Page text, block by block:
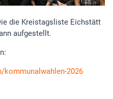
die Kreistagsliste Eichstätt
aufgestellt.
kommunalwahlen-2026